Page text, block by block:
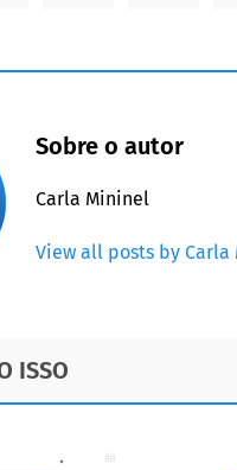
Sobre o autor
Carla Mininel
View all posts by Carla
ISSO